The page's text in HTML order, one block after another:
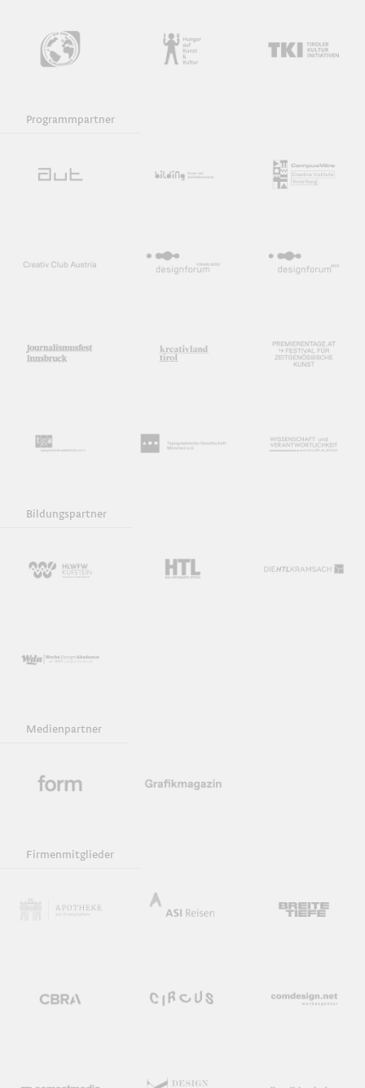
Programmpartner
Bildungspartner
Medienpartner
Firmenmitglieder